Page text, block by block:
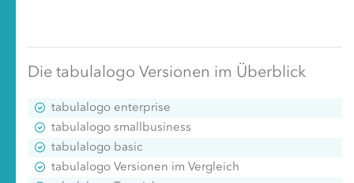
Die tabulalogo Versionen im Überblick
tabulalogo enterprise
tabulalogo smallbusiness
tabulalogo basic
tabulalogo Versionen im Vergleich